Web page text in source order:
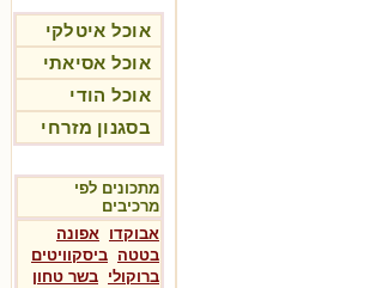
אוכל איטלקי
אוכל אסיאתי
אוכל הודי
בסגנון מזרחי
מתכונים לפי
מרכיבים
אבוקדו אפונה
בטטה ביסקוויטים
ברוקולי בשר טחון